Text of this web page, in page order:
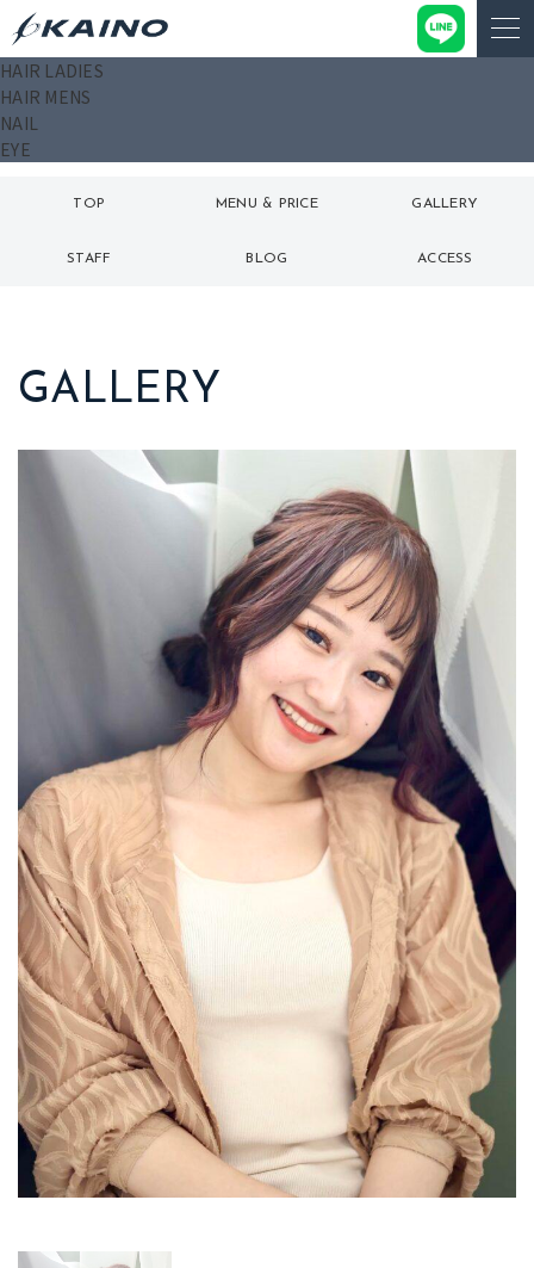
HAIR LADIES
HAIR MENS
NAIL
EYE
TOP
トップ
MENU & PRICE
メニュー
GALLERY
ギャラリー
STAFF BLOG ACCESS
GALLERY